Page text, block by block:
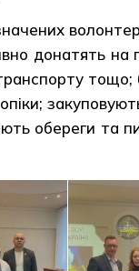
донатять
обереги та